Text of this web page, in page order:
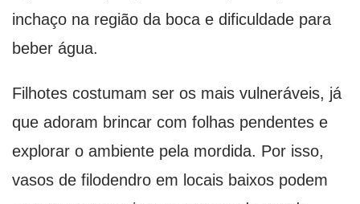
inchaço na região da boca e dificuldade para
beber água.
Filhotes costumam ser os mais vulneráveis, já
que adoram brincar com folhas pendentes e
explorar o ambiente pela mordida. Por isso,
vasos de filodendro em locais baixos podem